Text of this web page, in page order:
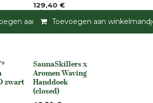
aan verlanglijst
Toevoegen aan verlanglijst
aan winkelmandje
129,40 €
Toevoegen aan
zwart Niet op voorraad
SaunaSkillers x
Aromen Waving
Handdoek
(closed)